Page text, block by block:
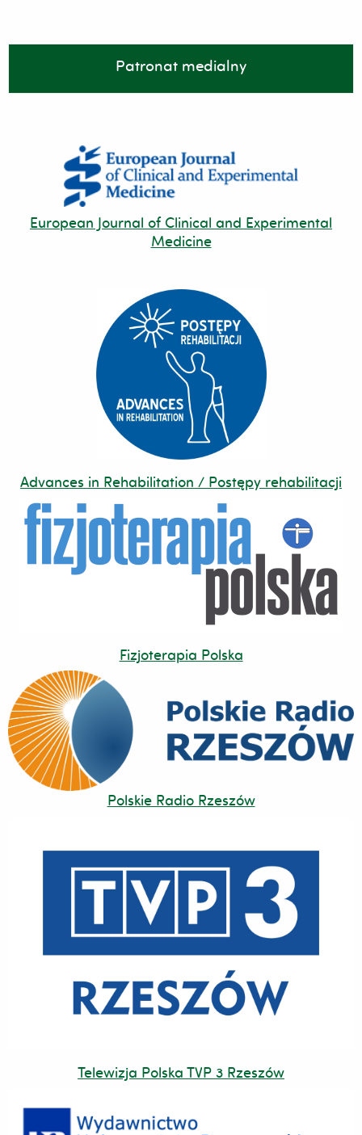
Patronat medialny
European Journal of Clinical and Experimental
Medicine
Advances in Rehabilitation / Postępy rehabilitacji
Fizjoterapia Polska
Polskie Radio Rzeszów
Telewizja Polska TVP 3 Rzeszów